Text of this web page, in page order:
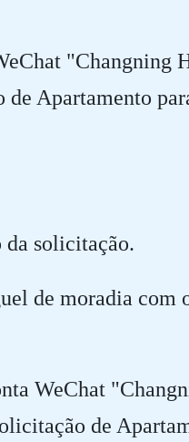
"Changning
Apartamento
da solicitação.
de moradia com
WeChat
de